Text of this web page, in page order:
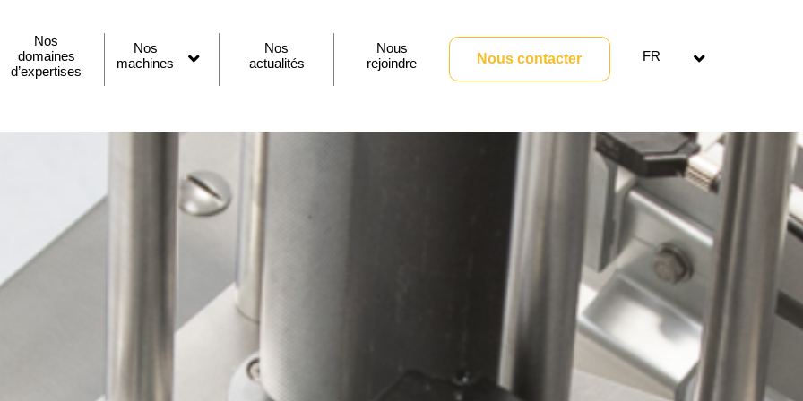
Nos
domaines
d’expertises
Nos
machines
Ouvrir
Nos
actualités
Nous
rejoindre
Nous contacter FR
Ouvrir